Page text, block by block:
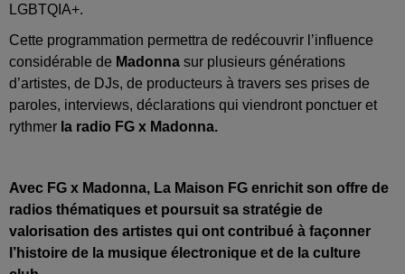
LGBTQIA+.
Cette programmation permettra de redécouvrir l’influence
considérable de Madonna sur plusieurs générations
d’artistes, de DJs, de producteurs à travers ses prises de
paroles, interviews, déclarations qui viendront ponctuer et
rythmer la radio FG x Madonna.
Avec FG x Madonna, La Maison FG enrichit son offre de
radios thématiques et poursuit sa stratégie de
valorisation des artistes qui ont contribué à façonner
l’histoire de la musique électronique et de la culture